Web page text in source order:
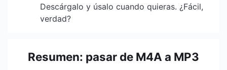
Descárgalo y úsalo cuando quieras. ¿Fácil,
verdad?
Resumen: pasar de M4A a MP3